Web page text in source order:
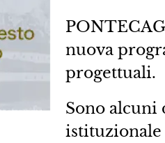
nuova
progettuali.
Sono alcuni
istituzionale